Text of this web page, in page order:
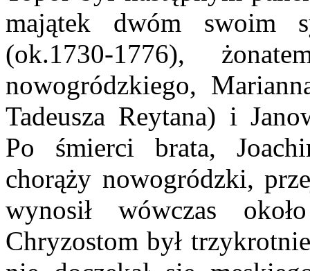
majątek dwóm swoim
(ok.1730-1776),
nowogródzkiego,
Tadeusza Reytana) i
Po śmierci brata,
chorąży nowogródzki,
wynosił wówczas
Chryzostom był